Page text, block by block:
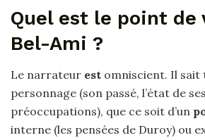
Quel est le point de
Bel-Ami ?
Le narrateur est omniscient. Il sait
personnage (son passé, l’état de
préoccupations), que ce soit d’un
interne (les pensées de Duroy) ou